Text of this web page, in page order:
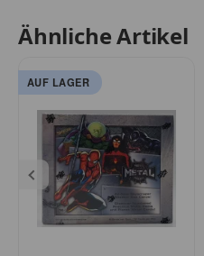
Ähnliche Artikel
AUF LAGER